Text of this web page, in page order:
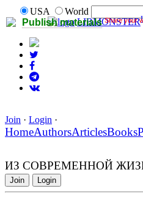
Publish materials Share your
USA
World
LIBMONSTER
Join · Login ·
HomeAuthorsArticlesBooks
ИЗ СОВРЕМЕННОЙ
Join Login